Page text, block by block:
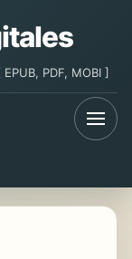
PDF, MOBI ]